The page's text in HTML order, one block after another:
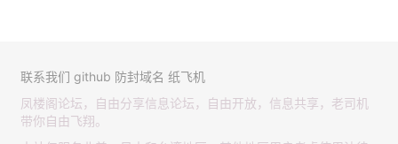
联系我们 github 防封域名 纸飞机
凤楼阁论坛，自由分享信息论坛，自由开放，信息共享，老司机
带你自由飞翔。